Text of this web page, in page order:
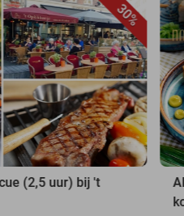
30%
(2,5 uur) bij 't